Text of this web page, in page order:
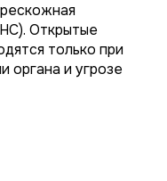
Открытые
только при
органа и угрозе